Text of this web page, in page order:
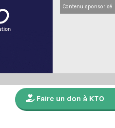
Contenu sponsorisé
Faire un don à KTO